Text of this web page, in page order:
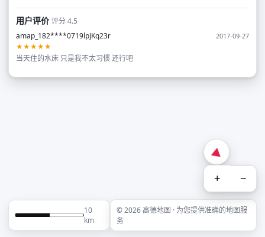
用户评价评分 4.5
amap_182****0719lpJKq23r
2017-09-27
★★★★★
当天住的水床 只是我不太习惯 还行吧
+ −
10
km
© 2026 高德地图 · 为您提供准确的地图服
务